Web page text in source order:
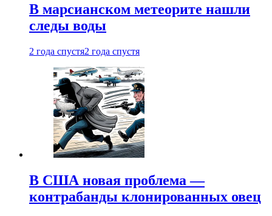
В марсианском метеорите нашли
следы воды
2 года спустя2 года спустя
В США новая проблема —
контрабанды клонированных овец